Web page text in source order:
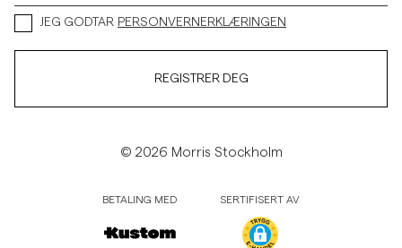
JEG GODTAR PERSONVERNERKLÆRINGEN
REGISTRER DEG
© 2026 Morris Stockholm
BETALING MED SERTIFISERT AV